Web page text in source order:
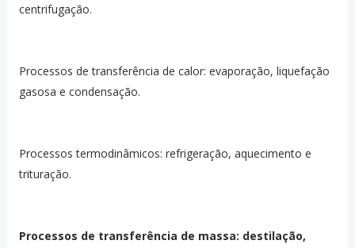
centrifugação.
Processos de transferência de calor: evaporação, liquefação
gasosa e condensação.
Processos termodinâmicos: refrigeração, aquecimento e
trituração.
Processos de transferência de massa: destilação,